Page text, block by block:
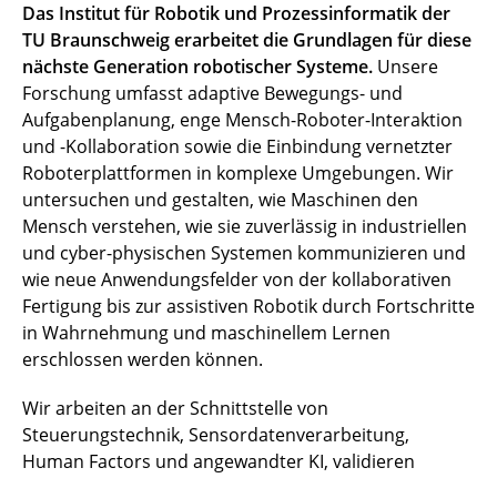
Das Institut für Robotik und Prozessinformatik der
TU Braunschweig erarbeitet die Grundlagen für diese
nächste Generation robotischer Systeme. Unsere
Forschung umfasst adaptive Bewegungs- und
Aufgabenplanung, enge Mensch-Roboter-Interaktion
und -Kollaboration sowie die Einbindung vernetzter
Roboterplattformen in komplexe Umgebungen. Wir
untersuchen und gestalten, wie Maschinen den
Mensch verstehen, wie sie zuverlässig in industriellen
und cyber-physischen Systemen kommunizieren und
wie neue Anwendungsfelder von der kollaborativen
Fertigung bis zur assistiven Robotik durch Fortschritte
in Wahrnehmung und maschinellem Lernen
erschlossen werden können.
Wir arbeiten an der Schnittstelle von
Steuerungstechnik, Sensordatenverarbeitung,
Human Factors und angewandter KI, validieren